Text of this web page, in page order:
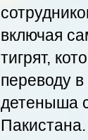
включая
тигрят,
переводу
детеныша
Пакистана.